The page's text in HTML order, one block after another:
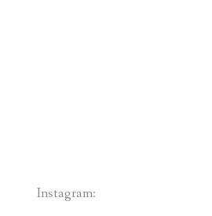
Instagram: